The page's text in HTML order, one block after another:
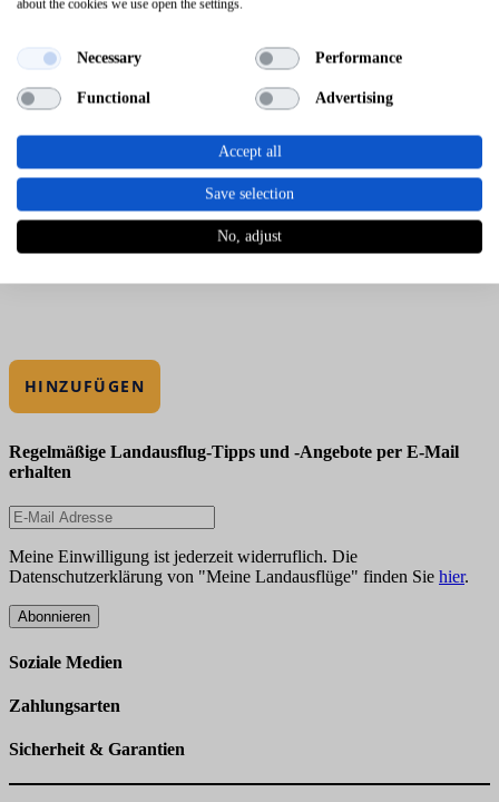
HINZUFÜGEN
Regelmäßige Landausflug-Tipps und -Angebote per E-Mail
erhalten
Meine Einwilligung ist jederzeit widerruflich. Die
Datenschutzerklärung von "Meine Landausflüge" finden Sie hier.
Abonnieren
Soziale Medien
Zahlungsarten
Sicherheit & Garantien
about the cookies we use open the settings.
Necessary Performance
Functional Advertising
Accept all
Save selection
No, adjust